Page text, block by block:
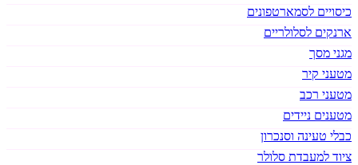
כיסויים לסמארטפונים
ארנקים לסלולריים
מגני מסך
מטעני קיר
מטעני רכב
מטענים ניידים
כבלי טעינה וסנכרון
ציוד למעבדת סלולר